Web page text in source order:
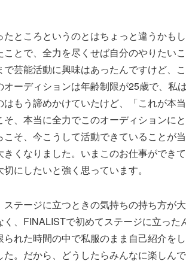
たところというのとはちょっと違うか
ことで、全力を尽くせば自分のやりたい
で芸能活動に興味はあったんですけど、
オーディションは年齢制限が25歳で、私
はもう諦めかけていたけど、「これが本
そ、本当に全力でこのオーディションに
こそ、今こうして活動できていることが
きくなりました。いまこのお仕事ができ
にしたいと強く思っています。
ステージに立つときの気持ちの持ち方が
、FINALISTで初めてステージに立った
られた時間の中で私服のまま自己紹介
た。だから、どうしたらみんなに楽しん